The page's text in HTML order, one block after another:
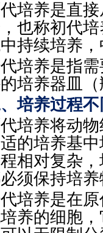
培养是直
也称初代
持续培养
培养是指
培养器皿
培养过程不
培养将动
的培养基
相对复杂
须保持培
培养是在
养的细胞